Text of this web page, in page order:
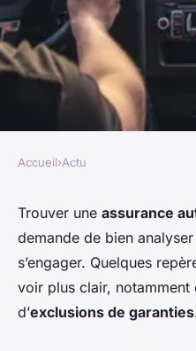
Assurance
s'y prendre
bonne option ?
Clara•20 août 2025•1 min de
Accueil›Actu
Trouver une assurance
demande de bien
s’engager. Quelques
voir plus clair, notamment
d’exclusions de garanties